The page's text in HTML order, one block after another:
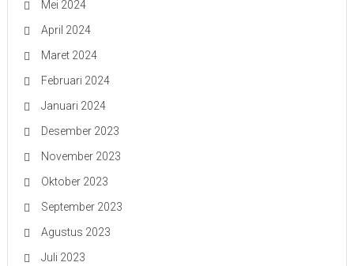
Mei 2024
April 2024
Maret 2024
Februari 2024
Januari 2024
Desember 2023
November 2023
Oktober 2023
September 2023
Agustus 2023
Juli 2023